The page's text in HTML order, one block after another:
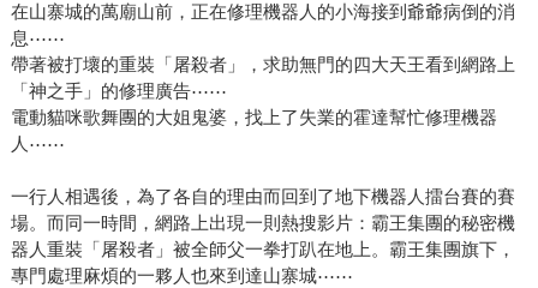
在山寨城的萬廟山前，正在修理機器人的小海接到爺爺病倒的消
息⋯⋯
帶著被打壞的重裝「屠殺者」，求助無門的四大天王看到網路上
「神之手」的修理廣告⋯⋯
電動貓咪歌舞團的大姐鬼婆，找上了失業的霍達幫忙修理機器
人⋯⋯
一行人相遇後，為了各自的理由而回到了地下機器人擂台賽的賽
場。而同一時間，網路上出現一則熱搜影片：霸王集團的秘密機
器人重裝「屠殺者」被全師父一拳打趴在地上。霸王集團旗下，
專門處理麻煩的一夥人也來到達山寨城⋯⋯